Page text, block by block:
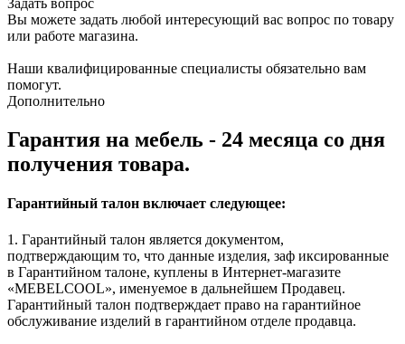
Задать вопрос
Вы можете задать любой интересующий вас вопрос по товару
или работе магазина.
Наши квалифицированные специалисты обязательно вам
помогут.
Дополнительно
Гарантия на мебель - 24 месяца со дня
получения товара.
Гарантийный талон включает следующее:
1. Гарантийный талон является документом,
подтверждающим то, что данные изделия, заф иксированные
в Гарантийном талоне, куплены в Интернет-магазите
«MEBELCOOL», именуемое в дальнейшем Продавец.
Гарантийный талон подтверждает право на гарантийное
обслуживание изделий в гарантийном отделе продавца.